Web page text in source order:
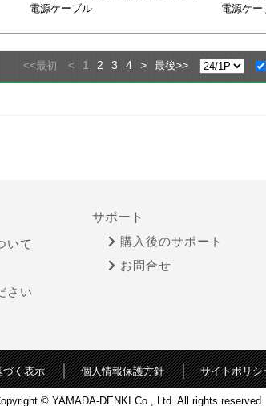
電源ケーブル
電源ケー
<<最初 < 1 2 3 4 > 最後>>
いて
さい
サポート
購入後のサポート
お問合せ
づく表示 個人情報保護方針 サイトポリシ
© YAMADA-DENKI Co., Ltd. All rights reserved.